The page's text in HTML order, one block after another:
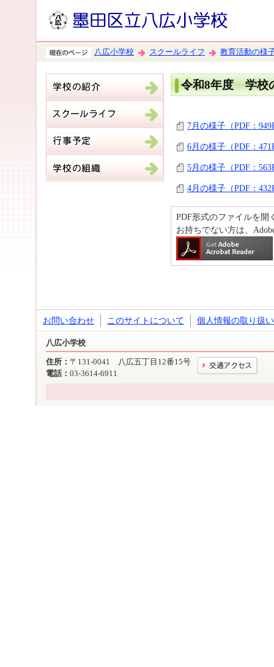
八広小学校 スクールライフ 教育活動の様
令和8年度 学校
7月の様子（PDF：
6月の様子（PDF：
5月の様子（PDF：
4月の様子（PDF：
PDF形式のファイルを開
お持ちでない方は、
お問い合わせ このサイトについて 個人情報の取り扱い
八広小学校
住所： 〒131-0041 八広五丁目12番15号
電話： 03-3614-6911